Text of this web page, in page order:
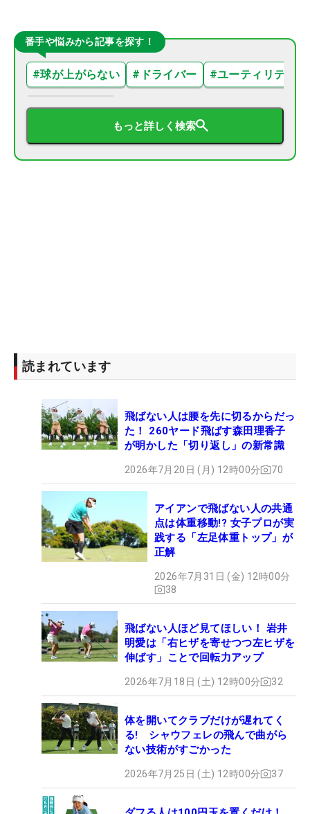
番手や悩みから記事を探す！
#球が上がらない # ドライバー #ユーティリティ
もっと詳しく検索
読まれています
飛ばない人は腰を先に切るからだっ
た！ 260ヤード飛ばす森田理香子
が明かした「切り返し」の新常識
2026年7月20日 (月) 12時00分 70
アイアンで飛ばない人の共通
点は体重移動!? 女子プロが実
践する「左足体重トップ」が
正解
2026年7月31日 (金) 12時00分
38
飛ばない人ほど見てほしい！ 岩井
明愛は「右ヒザを寄せつつ左ヒザを
伸ばす」ことで回転力アップ
2026年7月18日 (土) 12時00分 32
体を開いてクラブだけが遅れてく
る! シャウフェレの飛んで曲がら
ない技術がすごかった
2026年7月25日 (土) 12時00分 37